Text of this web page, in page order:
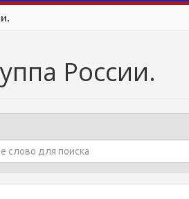
России.